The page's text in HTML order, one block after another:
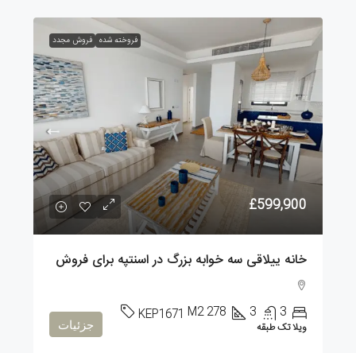
فروخته شده فروش مجدد
£599,900
خانه ییلاقی سه خوابه بزرگ در اسنتپه برای فروش
3
3
278
M2
KEP1671
ویلا تک طبقه جزئیات